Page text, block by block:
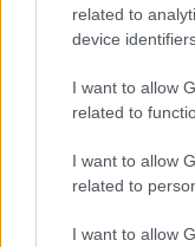
related to
device
I want to allow
related to
I want to allow
related to
I want to allow
Rafael Oliveira · 6 ago 2026